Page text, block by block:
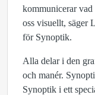
kommunicerar
oss visuellt, säger
för Synoptik.
Alla delar i den
och manér.
Synoptik i ett